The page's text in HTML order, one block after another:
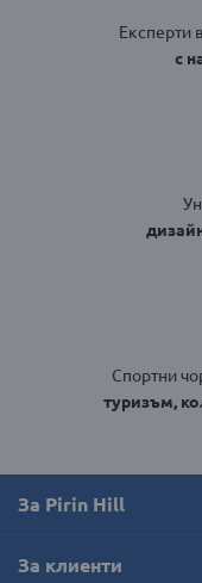
Експерти
с
Спортни
туризъм,
За Pirin Hill
За клиенти